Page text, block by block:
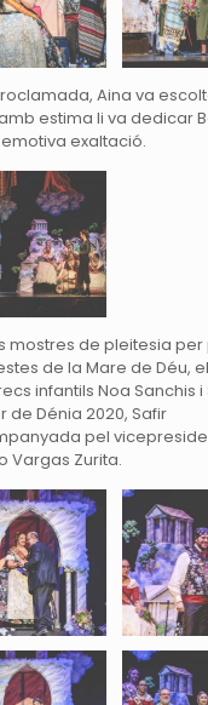
Aina va
estima li va dedicar
exaltació.
mostres de pleitesia per
de la Mare de Déu,
infantils Noa Sanchis i
de Dénia 2020, Safir
pel
Vargas Zurita.